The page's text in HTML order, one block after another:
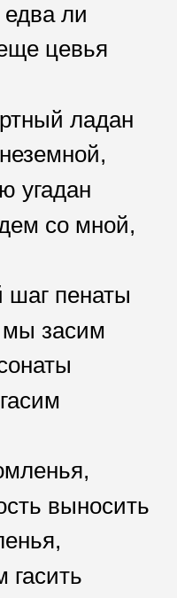
едва ли
цевья
ладан
угадан
со мной,
пенаты
мы засим
выносить